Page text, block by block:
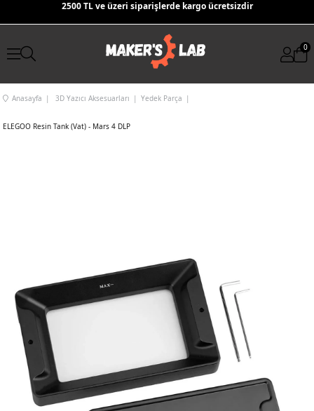
2500 TL ve üzeri siparişlerde kargo ücretsizdir
0
Anasayfa 3D Yazıcı Aksesuarları Yedek Parça
ELEGOO Resin Tank (Vat) - Mars 4 DLP